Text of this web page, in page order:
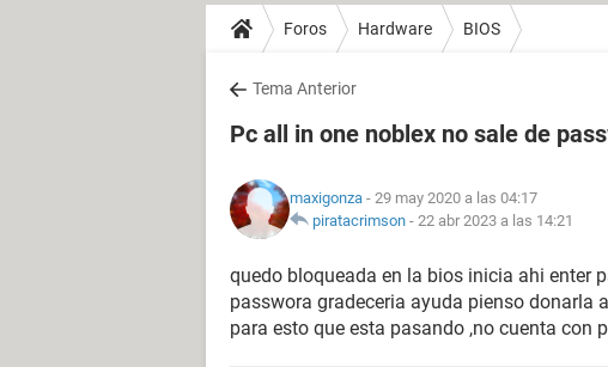
Foros Hardware BIOS
Tema Anterior
Pc all in one noblex no sale de
maxigonza - 29 may 2020 a las 04:17
piratacrimson - 22 abr 2023 a las 14:21
quedo bloqueada en la bios inicia ahi enter
passwora gradeceria ayuda pienso donarla
para esto que esta pasando ,no cuenta con